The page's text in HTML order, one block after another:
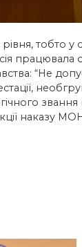
тобто у
“Не
наказу